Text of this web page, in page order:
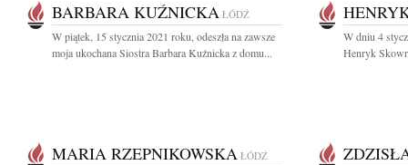
BARBARA KUŹNICKA ŁÓDŹ
W piątek, 15 stycznia 2021 roku, odeszła na zawsze
moja ukochana Siostra Barbara Kuźnicka z domu...
W dniu 4
Henryk
MARIA RZEPNIKOWSKA ŁÓDŹ